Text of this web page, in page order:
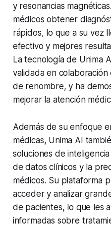
y resonancias
médicos obtener
rápidos, lo que a su vez
efectivo y mejores
La tecnología de Unima
validada en colaboración
de renombre, y ha
mejorar la atención
Además de su enfoque
médicas, Unima AI
soluciones de
de datos clínicos y la
médicos. Su plataforma
acceder y analizar
de pacientes, lo que les
informadas sobre